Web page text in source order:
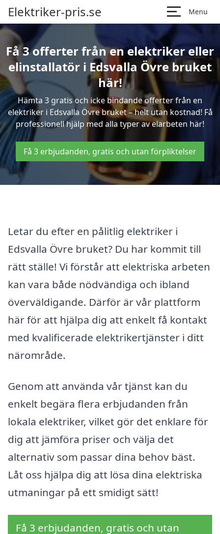
Elektriker-pris.se Menu
Få 3 offerter från en elektriker eller
elinstallatör i Edsvalla Övre bruket
här!
Hämta 3 gratis och icke bindande offerter från en
elektriker i Edsvalla Övre bruket – helt utan kostnad! Få
professionell hjälp med alla typer av elarbeten här!
Få 3 erbjudanden, gratis och utan förpliktelser
Letar du efter en pålitlig elektriker i
Edsvalla Övre bruket? Du har kommit till
rätt ställe! Vi förstår att elektriska arbeten
kan vara både nödvändiga och ibland
överväldigande. Därför är vår plattform
här för att hjälpa dig att enkelt få kontakt
med kvalificerade elektrikertjänster i ditt
närområde.
Genom att använda vår tjänst kan du
enkelt begära flera erbjudanden från
lokala elektriker, vilket gör det enklare för
dig att jämföra priser och välja det
alternativ som passar dina behov bäst.
Låt oss hjälpa dig att lösa dina elektriska
utmaningar på ett smidigt sätt!
Få 3 erbjudanden, gratis och utan